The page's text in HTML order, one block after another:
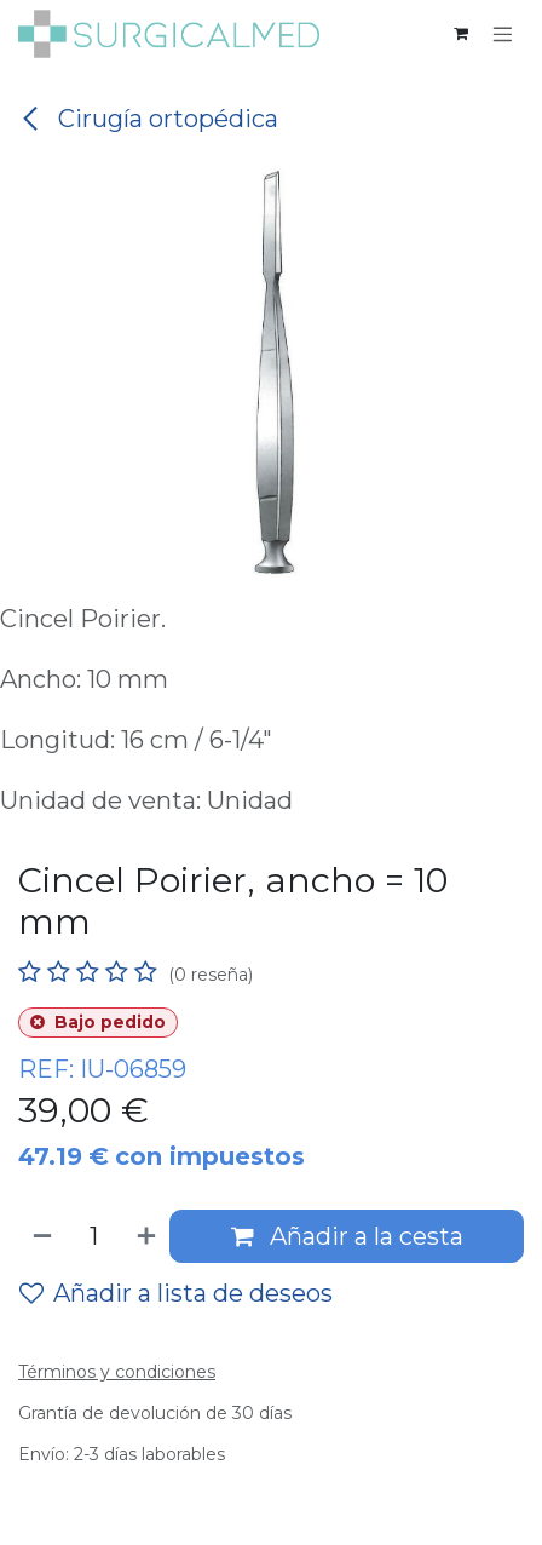
Ir al contenido
Cirugía ortopédica
Cincel Poirier.
Ancho: 10 mm
Longitud: 16 cm / 6-1/4"
Unidad de venta: Unidad
Cincel Poirier, ancho = 10
mm
(0 reseña)
Bajo pedido
REF: IU-06859
39,00 €
47.19 € con impuestos
Añadir a la cesta
Añadir a lista de deseos
Términos y condiciones
Grantía de devolución de 30 días
Envío: 2-3 días laborables